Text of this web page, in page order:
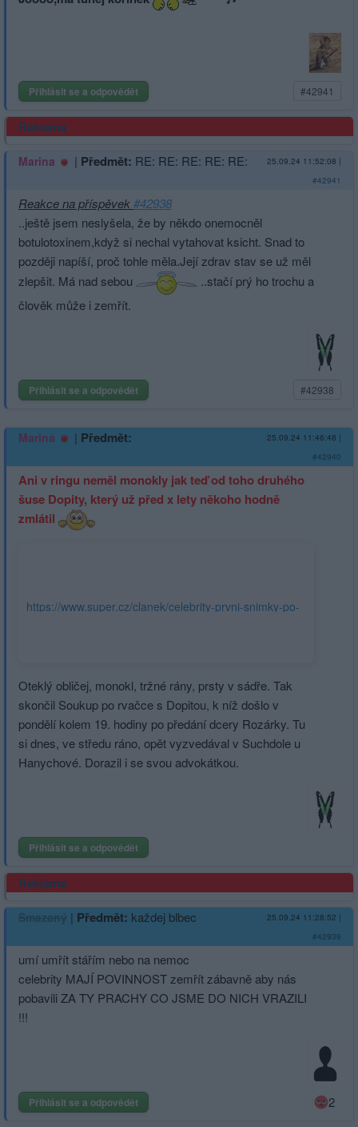
Přihlásit se a odpovědět #42941
Reklama
Marina | Předmět: RE: RE: RE: RE: RE: 25.09.24 11:52:08 |
#42941
Reakce na příspěvek#42938
..ještě jsem neslyšela, že by někdo onemocněl
botulotoxinem,když si nechal vytahovat ksicht. Snad to
později napíší, proč tohle měla.Její zdrav stav se už měl
zlepšit. Má nad sebou
..stačí prý ho trochu a
člověk může i zemřít.
Přihlásit se a odpovědět #42938
Marina | Předmět: 25.09.24 11:46:48 |
#42940
Ani v ringu neměl monokly jak teď od toho druhého
šuse Dopity, který už před x lety někoho hodně
zmlátil
https://www.super.cz/clanek/celebrity-prvni-snimky-po-
Oteklý obličej, monokl, tržné rány, prsty v sádře. Tak
skončil Soukup po rvačce s Dopitou, k níž došlo v
pondělí kolem 19. hodiny po předání dcery Rozárky. Tu
si dnes, ve středu ráno, opět vyzvedával v Suchdole u
Hanychové. Dorazil i se svou advokátkou.
Přihlásit se a odpovědět
Reklama
Smazaný | Předmět: každej blbec 25.09.24 11:28:52 |
#42939
umí umřít stářím nebo na nemoc
celebrity MAJÍ POVINNOST zemřít zábavně aby nás
pobavili ZA TY PRACHY CO JSME DO NICH VRAZILI
!!!
Přihlásit se a odpovědět 2